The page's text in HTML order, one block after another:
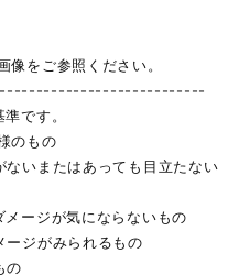
像をご参照ください。
です。
のもの
ないまたはあっても目立たない
メージが気にならないもの
ージがみられるもの
の